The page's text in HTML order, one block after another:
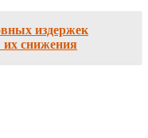
издержек
их снижения